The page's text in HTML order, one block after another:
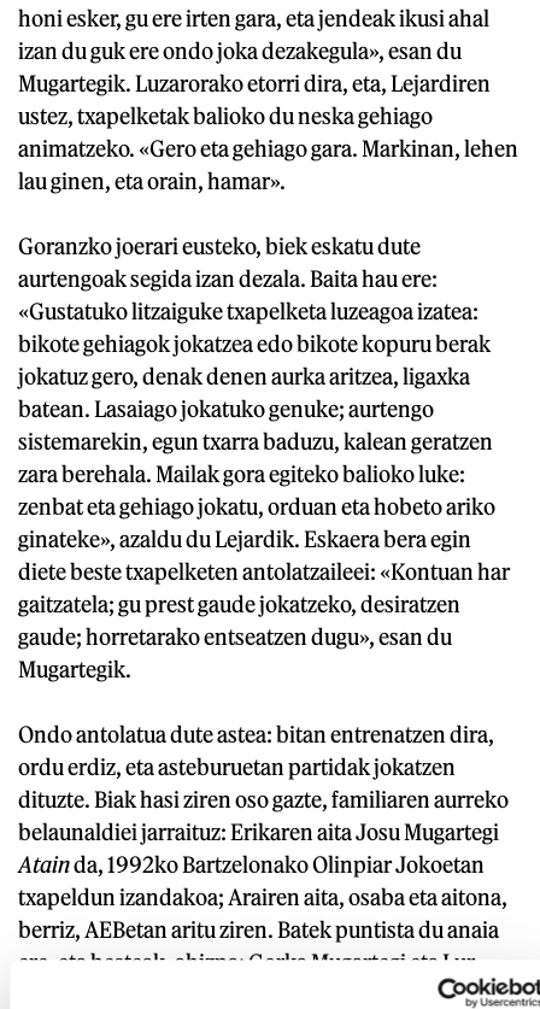
honi esker, gu ere irten gara, eta jendeak ikusi ahal
izan du guk ere ondo joka dezakegula», esan du
Mugartegik. Luzarorako etorri dira, eta, Lejardiren
ustez, txapelketak balioko du neska gehiago
animatzeko. «Gero eta gehiago gara. Markinan, lehen
lau ginen, eta orain, hamar».
Goranzko joerari eusteko, biek eskatu dute
aurtengoak segida izan dezala. Baita hau ere:
«Gustatuko litzaiguke txapelketa luzeagoa izatea:
bikote gehiagok jokatzea edo bikote kopuru berak
jokatuz gero, denak denen aurka aritzea, ligaxka
batean. Lasaiago jokatuko genuke; aurtengo
sistemarekin, egun txarra baduzu, kalean geratzen
zara berehala. Mailak gora egiteko balioko luke:
zenbat eta gehiago jokatu, orduan eta hobeto ariko
ginateke», azaldu du Lejardik. Eskaera bera egin
diete beste txapelketen antolatzaileei: «Kontuan har
gaitzatela; gu prest gaude jokatzeko, desiratzen
gaude; horretarako entseatzen dugu», esan du
Mugartegik.
Ondo antolatua dute astea: bitan entrenatzen dira,
ordu erdiz, eta asteburuetan partidak jokatzen
dituzte. Biak hasi ziren oso gazte, familiaren aurreko
belaunaldiei jarraituz: Erikaren aita Josu Mugartegi
Atainda, 1992ko Bartzelonako Olinpiar Jokoetan
txapeldun izandakoa; Arairen aita, osaba eta aitona,
berriz, AEBetan aritu ziren. Batek puntista du anaia
ere, eta besteak, ahizpa: Gorka Mugartegi eta Lur
Lejardi. Oso ohikoa da hori zesta-puntan, eta areago